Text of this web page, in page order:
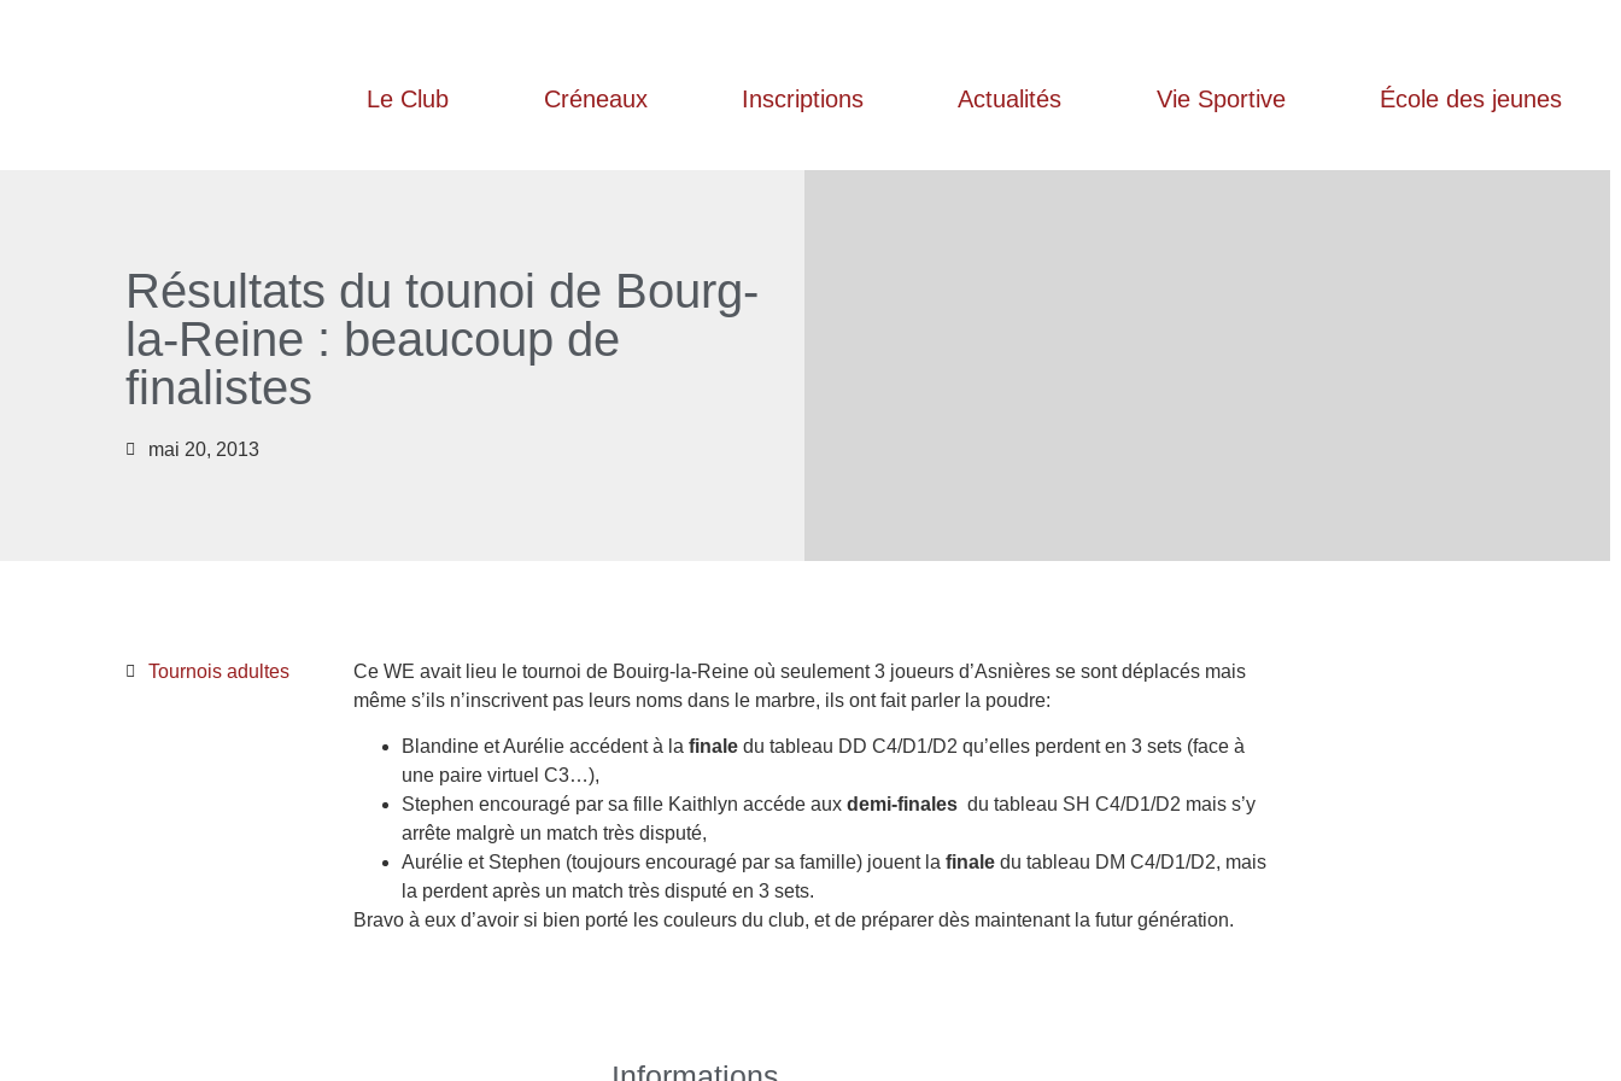
Le Club Créneaux Inscriptions Actualités Vie Sportive École des jeunes
Résultats du tounoi de Bourg-
la-Reine : beaucoup de
finalistes
mai 20, 2013
Tournois adultes
Ce WE avait lieu le tournoi de Bouirg-la-Reine où seulement 3 joueurs d’Asnières se sont déplacés mais
même s’ils n’inscrivent pas leurs noms dans le marbre, ils ont fait parler la poudre:
Blandine et Aurélie accédent à la finaledu tableau DD C4/D1/D2 qu’elles perdent en 3 sets (face à
une paire virtuel C3…),
Stephen encouragé par sa fille Kaithlyn accéde aux demi-finales du tableau SH C4/D1/D2 mais s’y
arrête malgrè un match très disputé,
Aurélie et Stephen (toujours encouragé par sa famille) jouent la finaledu tableau DM C4/D1/D2, mais
la perdent après un match très disputé en 3 sets.
Bravo à eux d’avoir si bien porté les couleurs du club, et de préparer dès maintenant la futur génération.